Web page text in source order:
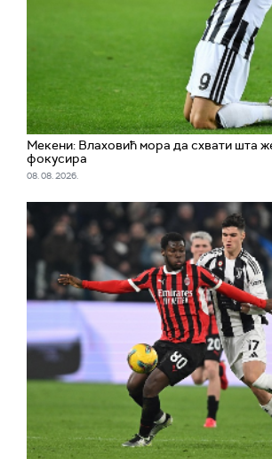
Мекени: Влаховић мора да схвати шта
фокусира
08. 08. 2026.